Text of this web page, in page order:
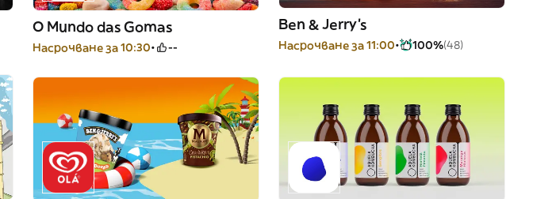
O Mundo das Gomas
Насрочване за 10:30 --
Ben & Jerry's
Насрочване за 11:00 100%(48)